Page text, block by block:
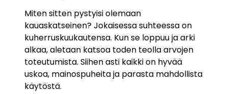
Miten sitten pystyisi olemaan
kauaskatseinen? Jokaisessa suhteessa on
kuherruskuukautensa. Kun se loppuu ja arki
alkaa, aletaan katsoa toden teolla arvojen
toteutumista. Siihen asti kaikki on hyvää
uskoa, mainospuheita ja parasta mahdollista
käytöstä.